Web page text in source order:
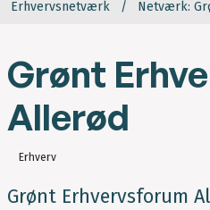
Erhvervsnetværk
Netværk:
Grønt
Allerød
Erhverv
Grønt Erhvervsforum